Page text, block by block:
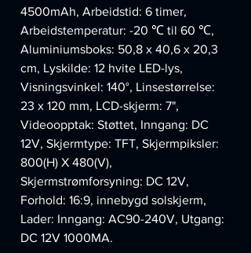
4500mAh, Arbeidstid: 6 timer,
Arbeidstemperatur: -20 ℃ til 60 ℃,
Aluminiumsboks: 50,8 x 40,6 x 20,3
cm, Lyskilde: 12 hvite LED-lys,
Visningsvinkel: 140°, Linsestørrelse:
23 x 120 mm, LCD-skjerm: 7",
Videoopptak: Støttet, Inngang: DC
12V, Skjermtype: TFT, Skjermpiksler:
800(H) X 480(V),
Skjermstrømforsyning: DC 12V,
Forhold: 16:9, innebygd solskjerm,
Lader: Inngang: AC90-240V, Utgang:
DC 12V 1000MA.